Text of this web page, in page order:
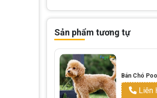
Sản phẩm tương tự
Bán Chó
Liên